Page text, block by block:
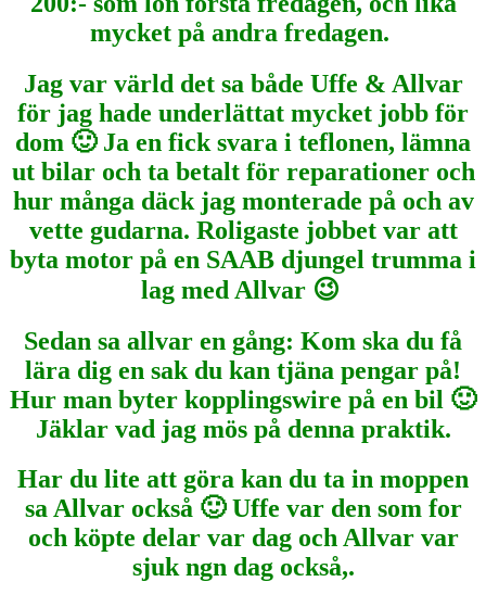
mycket på andra fredagen.
Jag var värld det sa både Uffe & Allvar
för jag hade underlättat mycket jobb för
dom 🙂 Ja en fick svara i teflonen, lämna
ut bilar och ta betalt för reparationer och
hur många däck jag monterade på och av
vette gudarna. Roligaste jobbet var att
byta motor på en SAAB djungel trumma i
lag med Allvar 😉
Sedan sa allvar en gång: Kom ska du få
lära dig en sak du kan tjäna pengar på!
Hur man byter kopplingswire på en bil 🙂
Jäklar vad jag mös på denna praktik.
Har du lite att göra kan du ta in moppen
sa Allvar också 🙂 Uffe var den som for
och köpte delar var dag och Allvar var
sjuk ngn dag också,.